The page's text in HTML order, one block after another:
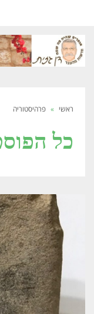
ראשי » פרהיסטוריה
כל